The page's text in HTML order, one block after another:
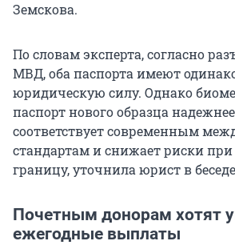
Земскова.
По словам эксперта, согласно
МВД, оба паспорта имеют
юридическую силу. Однако
паспорт нового образца
соответствует современным
стандартам и снижает риски при
границу, уточнила юрист в
Почетным донорам хотят
ежегодные выплаты